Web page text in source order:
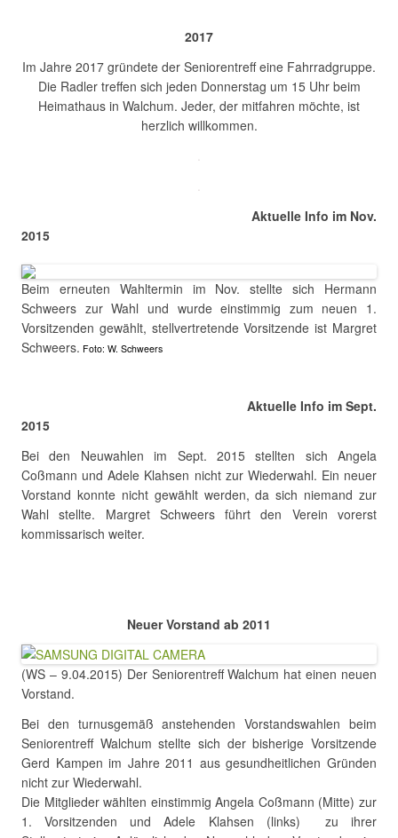
2017
Im Jahre 2017 gründete der Seniorentreff eine Fahrradgruppe.
Die Radler treffen sich jeden Donnerstag um 15 Uhr beim
Heimathaus in Walchum. Jeder, der mitfahren möchte, ist
herzlich willkommen.
.
.
Aktuelle Info im Nov.
2015
Beim erneuten Wahltermin im Nov. stellte sich Hermann
Schweers zur Wahl und wurde einstimmig zum neuen 1.
Vorsitzenden gewählt, stellvertretende Vorsitzende ist Margret
Schweers. Foto: W. Schweers
Aktuelle Info im Sept.
2015
Bei den Neuwahlen im Sept. 2015 stellten sich Angela
Coßmann und Adele Klahsen nicht zur Wiederwahl. Ein neuer
Vorstand konnte nicht gewählt werden, da sich niemand zur
Wahl stellte. Margret Schweers führt den Verein vorerst
kommissarisch weiter.
Neuer Vorstand ab 2011
(WS – 9.04.2015) Der Seniorentreff Walchum hat einen neuen
Vorstand.
Bei den turnusgemäß anstehenden Vorstandswahlen beim
Seniorentreff Walchum stellte sich der bisherige Vorsitzende
Gerd Kampen im Jahre 2011 aus gesundheitlichen Gründen
nicht zur Wiederwahl.
Die Mitglieder wählten einstimmig Angela Coßmann (Mitte) zur
1. Vorsitzenden und Adele Klahsen (links) zu ihrer